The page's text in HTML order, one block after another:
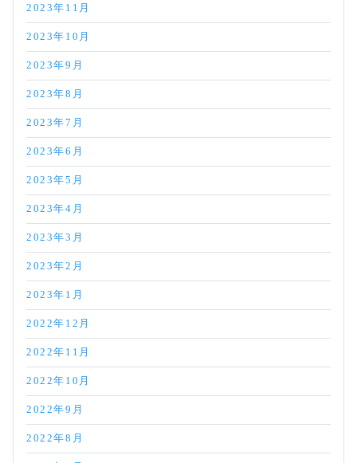
2023年11月
2023年10月
2023年9月
2023年8月
2023年7月
2023年6月
2023年5月
2023年4月
2023年3月
2023年2月
2023年1月
2022年12月
2022年11月
2022年10月
2022年9月
2022年8月